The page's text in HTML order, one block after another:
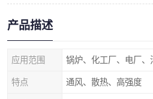
产品描述
应用范围 锅炉、化工厂、电厂、
特点 通风、散热、高强度